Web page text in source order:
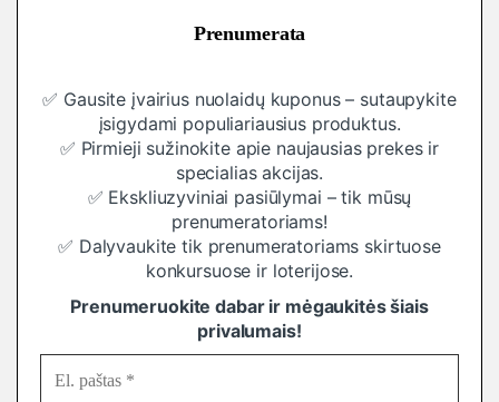
Prenumerata
✅ Gausite įvairius nuolaidų kuponus – sutaupykite
įsigydami populiariausius produktus.
✅ Pirmieji sužinokite apie naujausias prekes ir
specialias akcijas.
✅ Ekskliuzyviniai pasiūlymai – tik mūsų
prenumeratoriams!
✅ Dalyvaukite tik prenumeratoriams skirtuose
konkursuose ir loterijose.
Prenumeruokite dabar ir mėgaukitės šiais
privalumais!